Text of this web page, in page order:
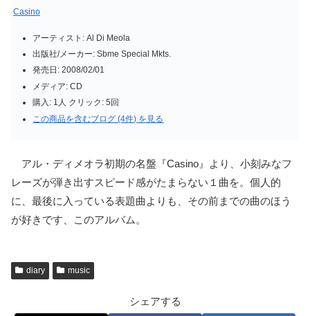
Casino
アーティスト: Al Di Meola
出版社/メーカー: Sbme Special Mkts.
発売日: 2008/02/01
メディア: CD
購入 : 1人 クリック : 5回
この商品を含むブログ (4件) を見る
アル・ディメオラ初期の名盤『Casino』より、小刻みなフ
レーズが弾き出すスピード感がたまらない１曲を。個人的
に、最後に入っている表題曲よりも、その前までの曲のほう
が好きです、このアルバム。
diary music
シェアする